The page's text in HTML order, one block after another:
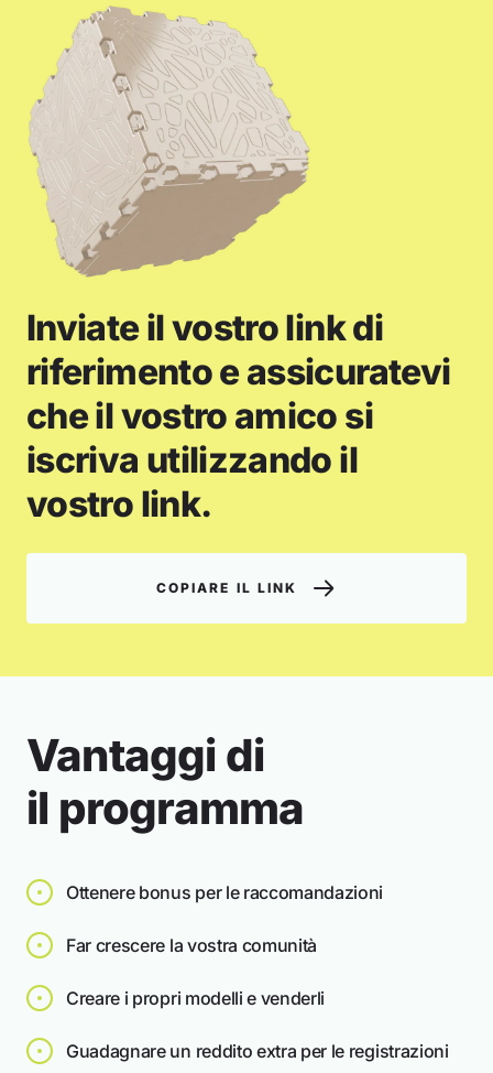
Inviate il vostro link di
riferimento e assicuratevi
che il vostro amico si
iscriva utilizzando il
vostro link.
COPIARE IL LINK
Vantaggi di
il programma
Ottenere bonus per le raccomandazioni
Far crescere la vostra comunità
Creare i propri modelli e venderli
Guadagnare un reddito extra per le registrazioni